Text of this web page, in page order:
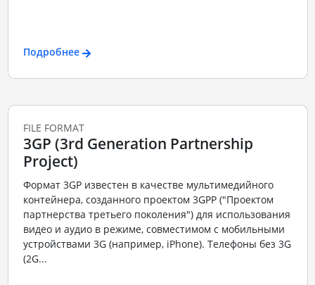
Подробнее
FILE FORMAT
3GP (3rd Generation Partnership
Project)
Формат 3GP известен в качестве мультимедийного
контейнера, созданного проектом 3GPP ("Проектом
партнерства третьего поколения") для использования
видео и аудио в режиме, совместимом с мобильными
устройствами 3G (например, iPhone). Телефоны без 3G
(2G...